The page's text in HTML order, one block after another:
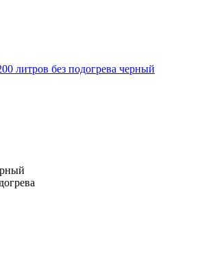
литров без подогрева черный